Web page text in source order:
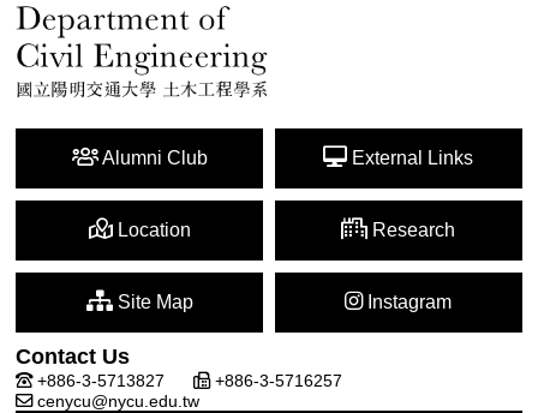
Alumni Club External Links
Location Research
Site Map Instagram
Contact Us
+886-3-5713827
+886-3-5716257
cenycu@nycu.edu.tw